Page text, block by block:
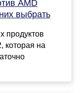
AMD
выбрать
продуктов
которая на